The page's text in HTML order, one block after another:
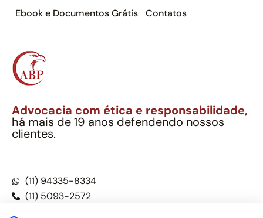
Ebook e Documentos Grátis
Contatos
Advocacia com ética e responsabilidade,
há mais de 19 anos defendendo nossos
clientes.
(11) 94335-8334
(11) 5093-2572